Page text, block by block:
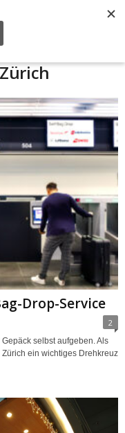
Drop-Service
2
selbst aufgeben. Als
ein wichtiges Drehkreuz